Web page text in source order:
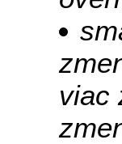
viac